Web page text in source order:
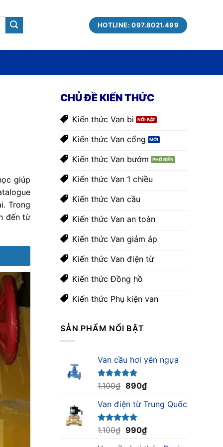
HOTLINE: 097.8021.499
giúp
Trong
đến từ
CHỦ ĐỀ KIẾN THỨC
Kiến thức Van bi
Kiến thức Van cổng
Kiến thức Van bướm
Kiến thức Van 1 chiều
Kiến thức Van cầu
Kiến thức Van an toàn
Kiến thức Van giảm áp
Kiến thức Van điện từ
Kiến thức Đồng hồ
Kiến thức Phụ kiện van
SẢN PHẨM NỔI BẬT
Van cầu hơi yên ngựa
Được xếp
hạng5.00
5 sao
1.100₫ Giá
là:
1.100₫.
890₫Giá
tại
890₫.
Van điện từ Trung Quốc
Được xếp
hạng5.00
5 sao
1.100₫ Giá
990₫Giá